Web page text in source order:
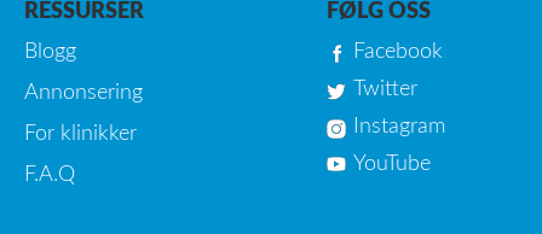
RESSURSER
Blogg
Annonsering
For klinikker
F.A.Q
FØLG OSS
Facebook
Twitter
Instagram
YouTube